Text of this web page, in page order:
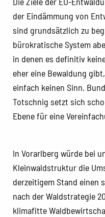
der Eindämmung von
sind grundsätzlich zu
bürokratische System
in denen es definitiv
eher eine Bewaldung
einfach keinen Sinn.
Totschnig setzt sich
Ebene für eine
In Vorarlberg würde bei
Kleinwaldstruktur die
derzeitigem Stand einen
nach der Waldstrategie
klimafitte